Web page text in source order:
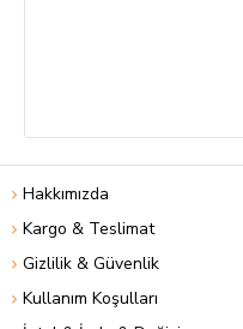
Hakkımızda
Kargo & Teslimat
Gizlilik & Güvenlik
Kullanım Koşulları